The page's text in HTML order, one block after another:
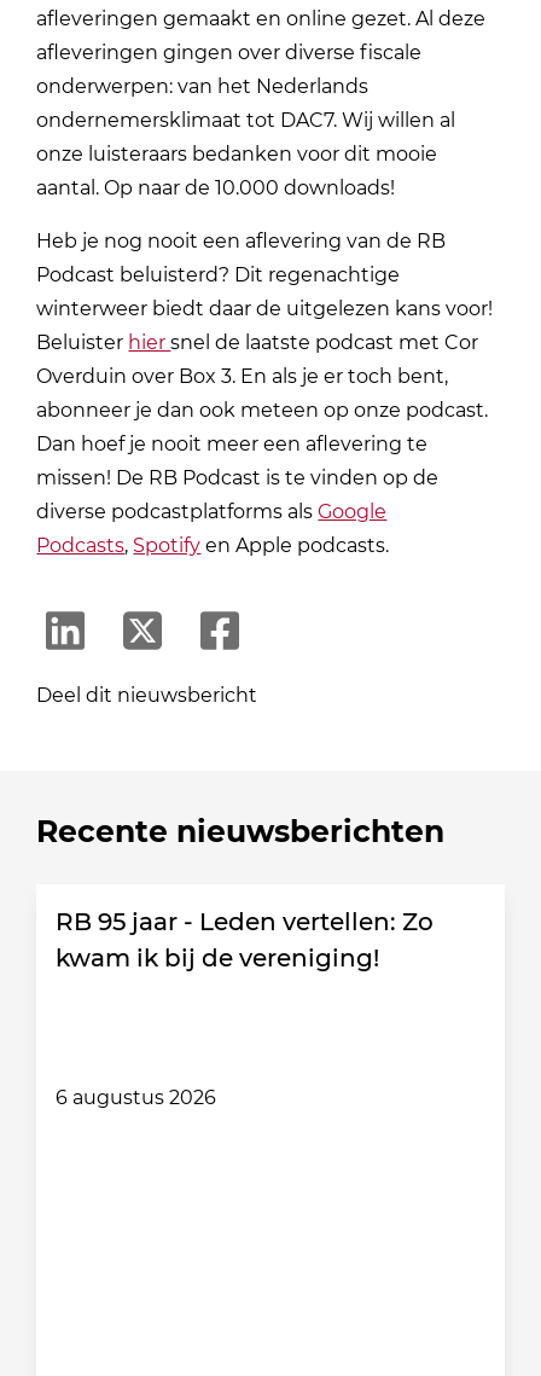
afleveringen gemaakt en online gezet. Al deze
afleveringen gingen over diverse fiscale
onderwerpen: van het Nederlands
ondernemersklimaat tot DAC7. Wij willen al
onze luisteraars bedanken voor dit mooie
aantal. Op naar de 10.000 downloads!
Heb je nog nooit een aflevering van de RB
Podcast beluisterd? Dit regenachtige
winterweer biedt daar de uitgelezen kans voor!
Beluister hiersnel de laatste podcast met Cor
Overduin over Box 3. En als je er toch bent,
abonneer je dan ook meteen op onze podcast.
Dan hoef je nooit meer een aflevering te
missen! De RB Podcast is te vinden op de
diverse podcastplatforms alsGoogle
Podcasts, Spotify en Apple podcasts.
Deel dit nieuwsbericht
Recente nieuwsberichten
RB 95 jaar - Leden vertellen: Zo
kwam ik bij de vereniging!
6 augustus 2026